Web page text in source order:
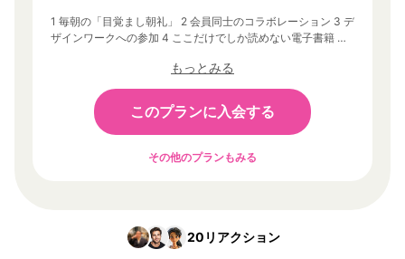
1 毎朝の「目覚まし朝礼」 2 会員同士のコラボレーション 3 デ
ザインワークへの参加 4 ここだけでしか読めない電子書籍 そ
もっとみる
このプランに入会する
その他のプランもみる
20 リアクション